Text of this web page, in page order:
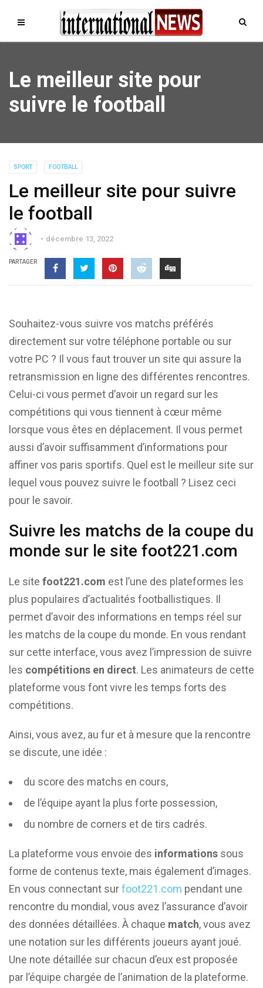
Le meilleur site pour
suivre le football
SPORT FOOTBALL
Le meilleur site pour suivre
le football
décembre 13, 2022
PARTAGER
Souhaitez-vous suivre vos matchs préférés
directement sur votre téléphone portable ou sur
votre PC ? Il vous faut trouver un site qui assure la
retransmission en ligne des différentes rencontres.
Celui-ci vous permet d’avoir un regard sur les
compétitions qui vous tiennent à cœur même
lorsque vous êtes en déplacement. Il vous permet
aussi d’avoir suffisamment d’informations pour
affiner vos paris sportifs. Quel est le meilleur site sur
lequel vous pouvez suivre le football ? Lisez ceci
pour le savoir.
Suivre les matchs de la coupe du
monde sur le site foot221.com
Le site foot221.com est l’une des plateformes les
plus populaires d’actualités footballistiques. Il
permet d’avoir des informations en temps réel sur
les matchs de la coupe du monde. En vous rendant
sur cette interface, vous avez l’impression de suivre
les compétitions en direct. Les animateurs de cette
plateforme vous font vivre les temps forts des
compétitions.
Ainsi, vous avez, au fur et à mesure que la rencontre
se discute, une idée :
du score des matchs en cours,
de l’équipe ayant la plus forte possession,
du nombre de corners et de tirs cadrés.
La plateforme vous envoie des informations sous
forme de contenus texte, mais également d’images.
En vous connectant surfoot221.com pendant une
rencontre du mondial, vous avez l’assurance d’avoir
des données détaillées. À chaque match, vous avez
une notation sur les différents joueurs ayant joué.
Une note détaillée sur chacun d’eux est proposée
par l’équipe chargée de l’animation de la plateforme.